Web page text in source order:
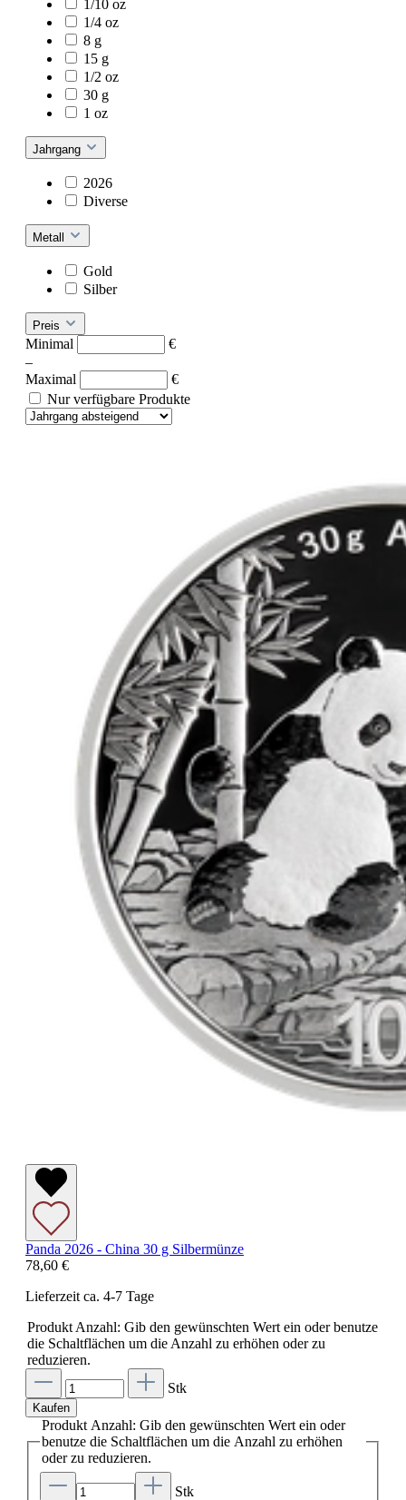
1/10 oz
1/4 oz
8 g
15 g
1/2 oz
30 g
1 oz
Jahrgang
2026
Diverse
Metall
Gold
Silber
Preis
Minimal
€
–
Maximal
€
Nur verfügbare Produkte
Panda 2026 - China 30 g Silbermünze
78,60 €
Lieferzeit ca. 4-7 Tage
Produkt Anzahl: Gib den gewünschten Wert ein oder benutze
die Schaltflächen um die Anzahl zu erhöhen oder zu
reduzieren.
Stk
Kaufen
Produkt Anzahl: Gib den gewünschten Wert ein oder
benutze die Schaltflächen um die Anzahl zu erhöhen
oder zu reduzieren.
Stk